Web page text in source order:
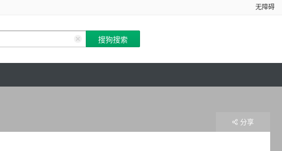
无障碍
分享